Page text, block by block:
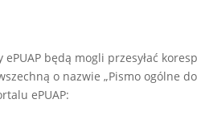
będą mogli przesyłać
o nazwie „Pismo ogólne
ePUAP: